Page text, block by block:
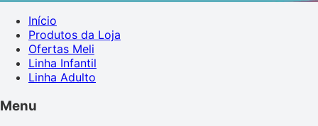
Início
Produtos da Loja
Ofertas Meli
Linha Infantil
Linha Adulto
Menu